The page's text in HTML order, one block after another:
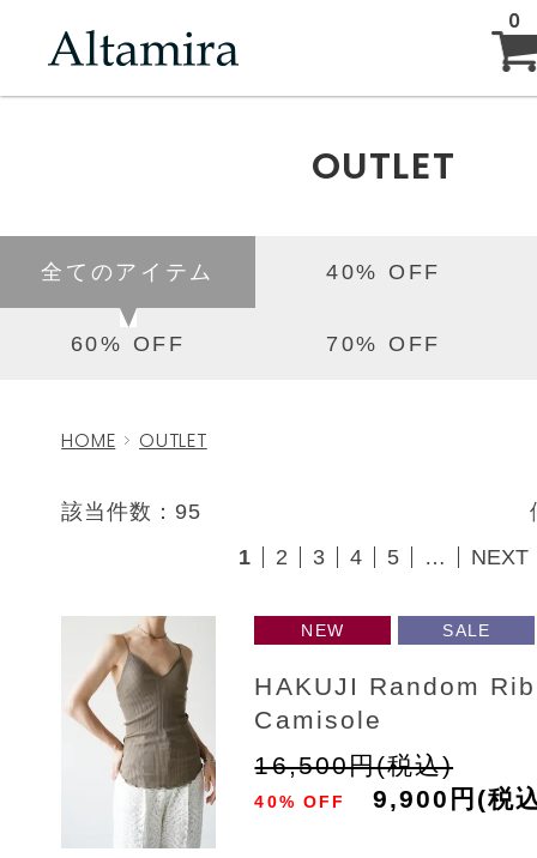
0
ABOUT
BRAND
OUTLET
全てのアイテム 40% OFF
60% OFF 70% OFF
HOME OUTLET
該当件数：95
1
2 3 4 5 … NEXT
NEW SALE
HAKUJI Random
Camisole
16,500円(税込)
40% OFF 9,900円(税